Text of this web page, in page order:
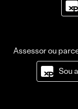
Assessor ou
Sou